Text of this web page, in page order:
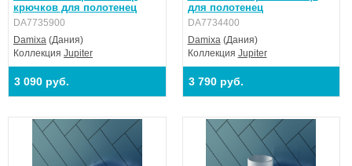
крючков для полотенец
DA7735900
Damixa (Дания)
Коллекция Jupiter
3 090 руб.
для полотенец
DA7734400
Damixa(Дания)
Коллекция Jupiter
3 790 руб.